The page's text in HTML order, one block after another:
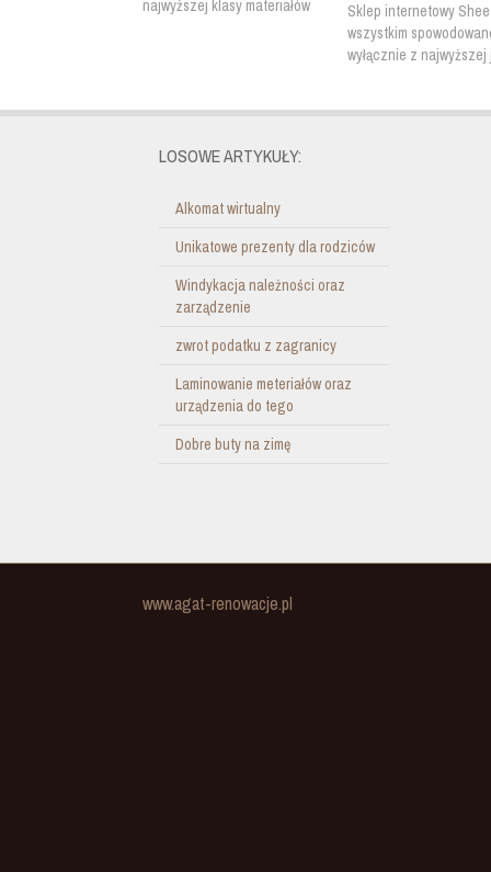
Sklep internetowy
wszystkim
wyłącznie z
LOSOWE ARTYKUŁY:
Alkomat wirtualny
Unikatowe prezenty dla rodziców
Windykacja należności oraz
zarządzenie
zwrot podatku z zagranicy
Laminowanie meteriałów oraz
urządzenia do tego
Dobre buty na zimę
www.agat-renowacje.pl